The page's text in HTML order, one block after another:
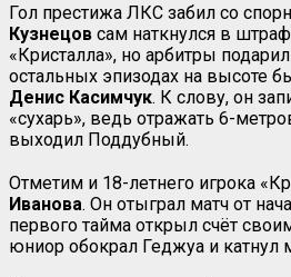
Гол престижа ЛКС забил со
Кузнецов сам наткнулся в
«Кристалла», но арбитры
остальных эпизодах на высоте
Денис Касимчук. К слову, он
«сухарь», ведь отражать 6-
выходил Поддубный.
Отметим и 18-летнего игрока
Иванова. Он отыграл матч от
первого тайма открыл счёт
юниор обокрал Геджуа и катнул